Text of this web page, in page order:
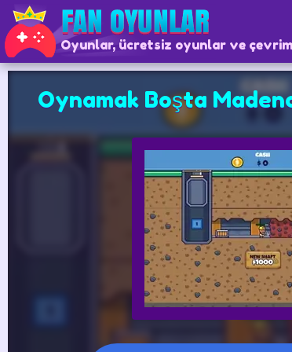
Oyunlar, ücretsiz oyunlar ve
Oynamak Boşta